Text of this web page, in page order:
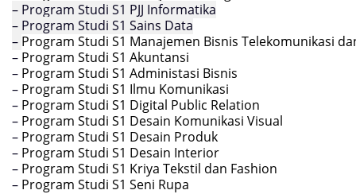
– Program Studi S1 PJJ Informatika
– Program Studi S1 Sains Data
– Program Studi S1 Manajemen Bisnis Telekomunikasi
– Program Studi S1 Akuntansi
– Program Studi S1 Administasi Bisnis
– Program Studi S1 Ilmu Komunikasi
– Program Studi S1 Digital Public Relation
– Program Studi S1 Desain Komunikasi Visual
– Program Studi S1 Desain Produk
– Program Studi S1 Desain Interior
– Program Studi S1 Kriya Tekstil dan Fashion
– Program Studi S1 Seni Rupa